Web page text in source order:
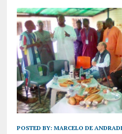
POSTED BY: MARCELO DE